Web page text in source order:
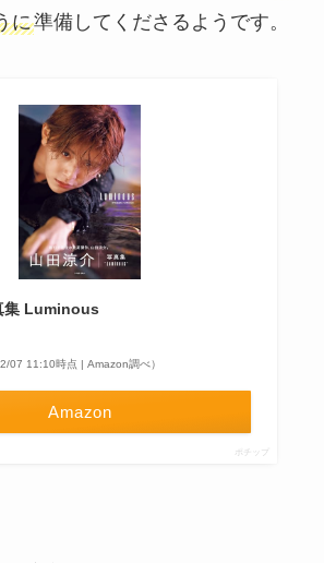
に準備してくださるようです。
集 Luminous
07 11:10時点 | Amazon調べ）
Amazon
ポチップ